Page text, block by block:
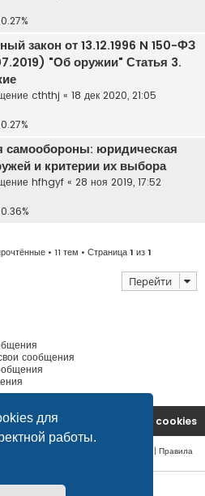
для
работы.
закон от 13.12.1996 N 150-ФЗ
"Об оружии" Статья 3.
cththj « 18 дек 2020, 21:05
самообороны: юридическая
и критерии их выбора
hfhgyf « 28 ноя 2019, 17:52
• 11 тем • Страница1 из1
Перейти
сообщения
Удалить cookies
| Правила
и безопасность, 2013-2026